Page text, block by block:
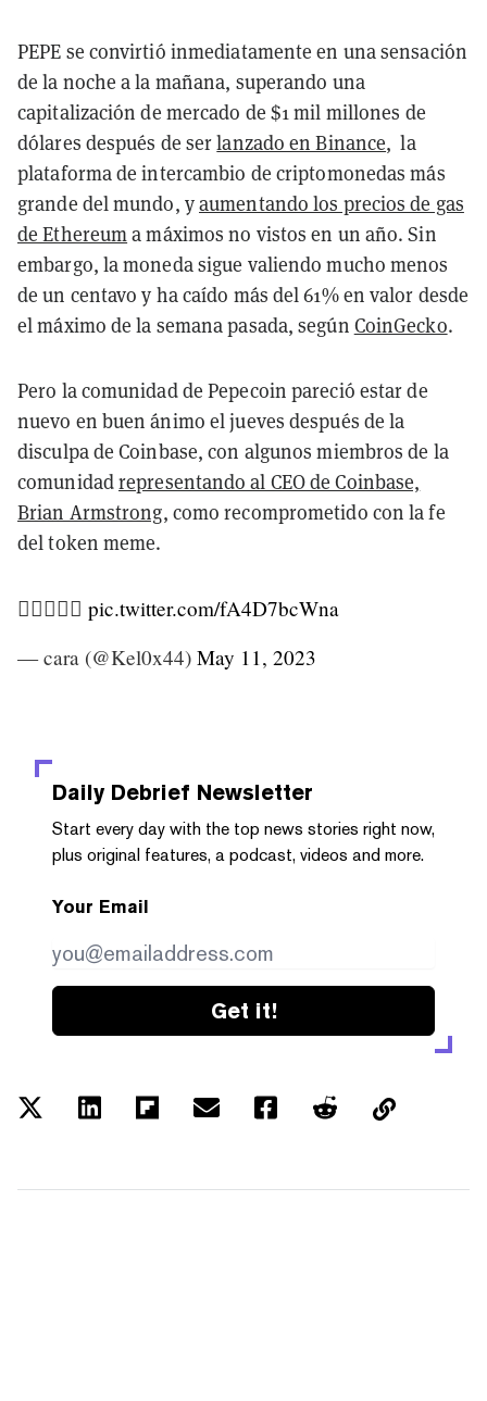
PEPE se convirtió inmediatamente en una sensación
de la noche a la mañana, superando una
capitalización de mercado de $1 mil millones de
dólares después de serlanzado en Binance, la
plataforma de intercambio de criptomonedas más
grande del mundo, yaumentando los precios de gas
de Ethereuma máximos no vistos en un año. Sin
embargo, la moneda sigue valiendo mucho menos
de un centavo y ha caído más del 61% en valor desde
el máximo de la semana pasada, según CoinGecko.
Pero la comunidad de Pepecoin pareció estar de
nuevo en buen ánimo el jueves después de la
disculpa de Coinbase, con algunos miembros de la
comunidadrepresentando al CEO de Coinbase,
Brian Armstrong, como recomprometido con la fe
del token meme.
❤️‍🔥🐸❤️‍🔥 pic.twitter.com/fA4D7bcWna
— cara (@Kel0x44) May 11, 2023
Daily Debrief Newsletter
Start every day with the top news stories right now,
plus original features, a podcast, videos and more.
Your Email
Get it!